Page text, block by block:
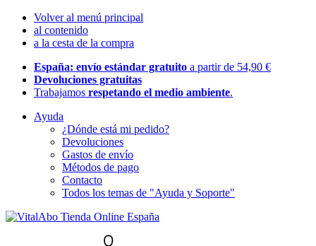
Volver al menú principal
al contenido
a la cesta de la compra
España: envío estándar gratuito a partir de 54,90 €
Devoluciones gratuitas
Trabajamos respetando el medio ambiente.
Ayuda
¿Dónde está mi pedido?
Devoluciones
Gastos de envío
Métodos de pago
Contacto
Todos los temas de "Ayuda y Soporte"